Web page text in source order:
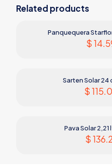
Related products
Panquequera
$
Sarten Solar 24
$
Pava Solar
$